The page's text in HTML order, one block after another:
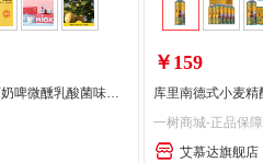
酒水专区.Miok缪可奶啤微醺乳酸菌味预调鸡尾酒网红低度饮料酒纯奶啤
￥159
一树商城-正品保障
艾慕达旗舰店